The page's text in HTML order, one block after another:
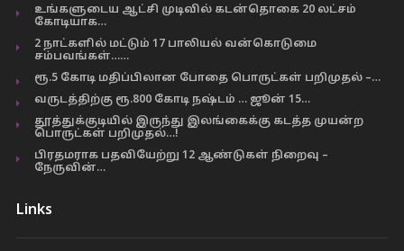
உங்களுடைய ஆட்சி முடிவில் கடன்தொகை 20 லட்சம்
கோடியாக…
2 நாட்களில் மட்டும் 17 பாலியல் வன்கொடுமை
சம்பவங்கள்……
ரூ.5 கோடி மதிப்பிலான போதை பொருட்கள் பறிமுதல் –…
வருடத்திற்கு ரூ.800 கோடி நஷ்டம் … ஜூன் 15…
தூத்துக்குடியில் இருந்து இலங்கைக்கு கடத்த முயன்ற
பொருட்கள் பறிமுதல்…!
பிரதமராக பதவியேற்று 12 ஆண்டுகள் நிறைவு –
நேருவின்…
Links